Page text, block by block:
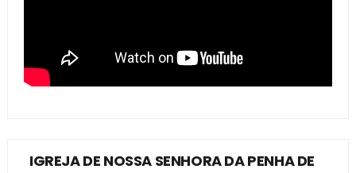
IGREJA DE NOSSA SENHORA DA PENHA DE